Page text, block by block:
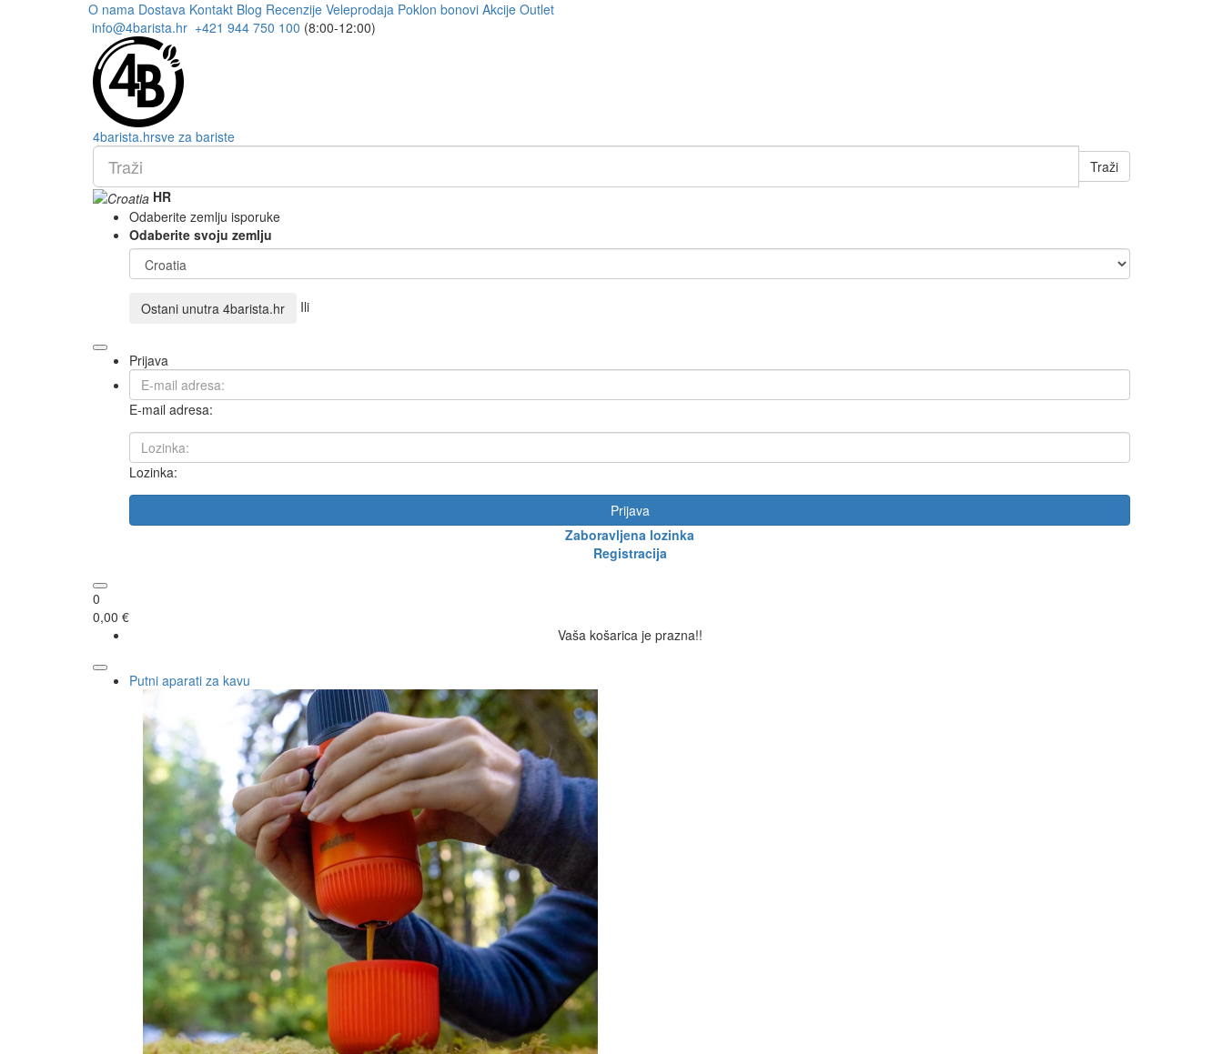
O nama Dostava Kontakt Blog Recenzije Veleprodaja Poklon bonovi Akcije Outlet
info@4barista.hr +421 944 750 100 (8:00-12:00)
4barista.hrsve za bariste
Traži
HR
Odaberite zemlju isporuke
Odaberite svoju zemlju
Ostani unutra 4barista.hr Ili
Prijava
E-mail adresa:
Lozinka:
Prijava
Zaboravljena lozinka
Registracija
0
0,00 €
Vaša košarica je prazna!!
Putni aparati za kavu